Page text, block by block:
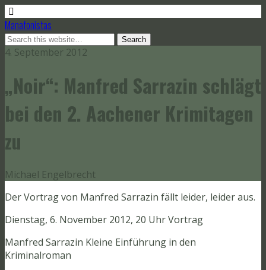
Manafonistas
4. September 2012
„Noir“: Manfred Sarrazin schlägt
bei den 2. Aachener Krimitagen
zu
Michael Engelbrecht
Der Vortrag von Manfred Sarrazin fällt leider, leider aus.
Dienstag, 6. November 2012, 20 Uhr Vortrag
Manfred Sarrazin Kleine Einführung in den
Kriminalroman